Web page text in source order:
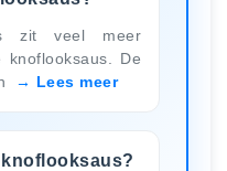
zit veel meer
knoflooksaus. De
Lees meer
knoflooksaus?